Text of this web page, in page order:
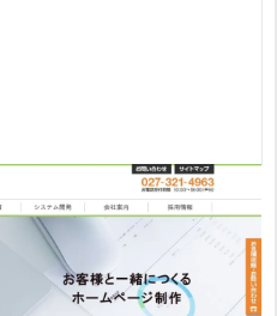
崎市で創業30年以上の歴史を持
ンラインではなく「対面での打